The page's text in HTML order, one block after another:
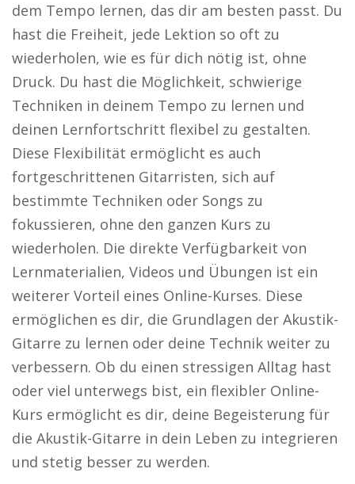
dem Tempo lernen, das dir am besten passt. Du
hast die Freiheit, jede Lektion so oft zu
wiederholen, wie es für dich nötig ist, ohne
Druck. Du hast die Möglichkeit, schwierige
Techniken in deinem Tempo zu lernen und
deinen Lernfortschritt flexibel zu gestalten.
Diese Flexibilität ermöglicht es auch
fortgeschrittenen Gitarristen, sich auf
bestimmte Techniken oder Songs zu
fokussieren, ohne den ganzen Kurs zu
wiederholen. Die direkte Verfügbarkeit von
Lernmaterialien, Videos und Übungen ist ein
weiterer Vorteil eines Online-Kurses. Diese
ermöglichen es dir, die Grundlagen der Akustik-
Gitarre zu lernen oder deine Technik weiter zu
verbessern. Ob du einen stressigen Alltag hast
oder viel unterwegs bist, ein flexibler Online-
Kurs ermöglicht es dir, deine Begeisterung für
die Akustik-Gitarre in dein Leben zu integrieren
und stetig besser zu werden.